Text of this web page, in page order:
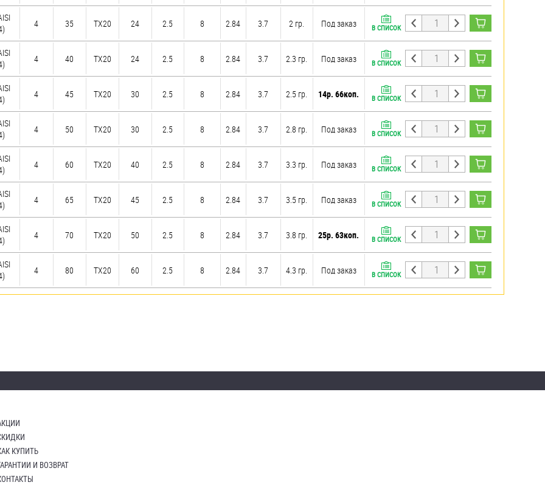
4 35 TX20 24 2.5 8 2.84 3.7 2 гр. Под заказ В СПИСОК
4 40 TX20 24 2.5 8 2.84 3.7 2.3 гр. Под заказ В СПИСОК
4 45 TX20 30 2.5 8 2.84 3.7 2.5 гр. 14р. 66коп. В СПИСОК
4 50 TX20 30 2.5 8 2.84 3.7 2.8 гр. Под заказ В СПИСОК
4 60 TX20 40 2.5 8 2.84 3.7 3.3 гр. Под заказ В СПИСОК
4 65 TX20 45 2.5 8 2.84 3.7 3.5 гр. Под заказ В СПИСОК
4 70 TX20 50 2.5 8 2.84 3.7 3.8 гр. 25р. 63коп. В СПИСОК
4 80 TX20 60 2.5 8 2.84 3.7 4.3 гр. Под заказ В СПИСОК
КУПИТЬ
И ВОЗВРАТ